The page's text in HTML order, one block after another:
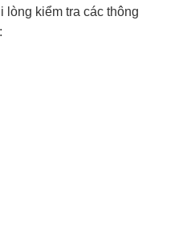
lòng kiểm tra các thông